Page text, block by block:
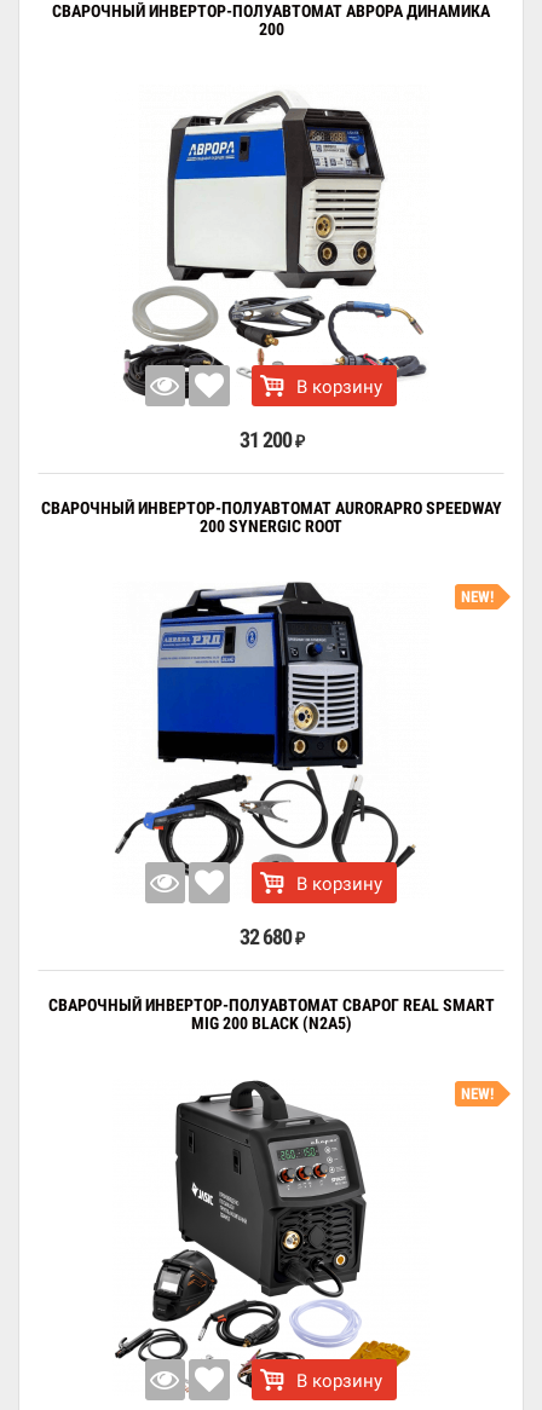
СВАРОЧНЫЙ ИНВЕРТОР-ПОЛУАВТОМАТ АВРОРА ДИНАМИКА
200
В корзину
31 200 ₽
СВАРОЧНЫЙ ИНВЕРТОР-ПОЛУАВТОМАТ AURORAPRO SPEEDWAY
200 SYNERGIC ROOT
NEW!
В корзину
32 680 ₽
СВАРОЧНЫЙ ИНВЕРТОР-ПОЛУАВТОМАТ СВАРОГ REAL SMART
MIG 200 BLACK (N2A5)
NEW!
В корзину